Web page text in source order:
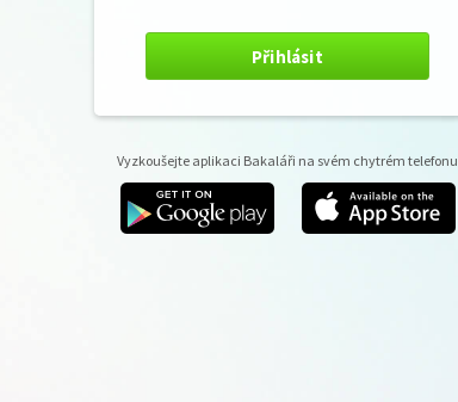
Přihlásit
Vyzkoušejte aplikaci Bakaláři na svém chytrém telefonu